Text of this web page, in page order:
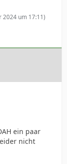
2024 um 17:11)
ein paar
nicht